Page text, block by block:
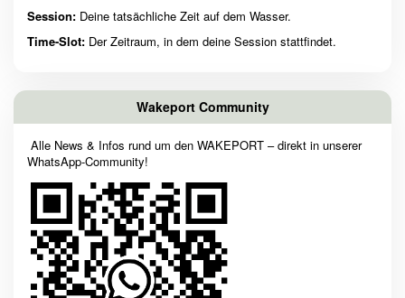
Session: Deine tatsächliche Zeit auf dem Wasser.
Time-Slot: Der Zeitraum, in dem deine Session stattfindet.
Wakeport Community
Alle News & Infos rund um den WAKEPORT – direkt in unserer
WhatsApp-Community!